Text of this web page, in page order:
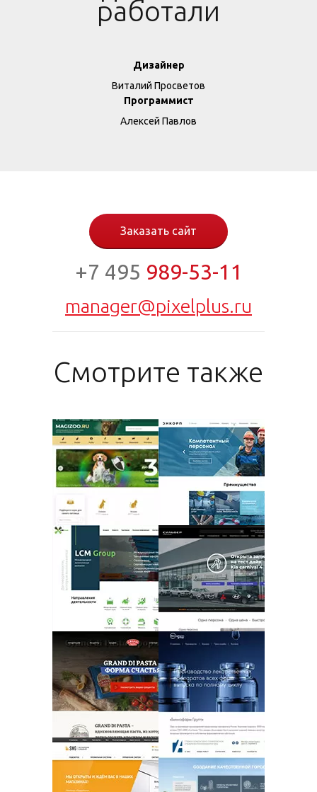
работали
Дизайнер
Виталий Просветов
Программист
Алексей Павлов
Заказать сайт
+7 495 989-53-11
manager@pixelplus.ru
Смотрите также